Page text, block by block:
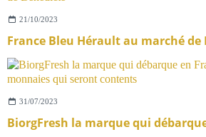
21/10/2023
31/07/2023